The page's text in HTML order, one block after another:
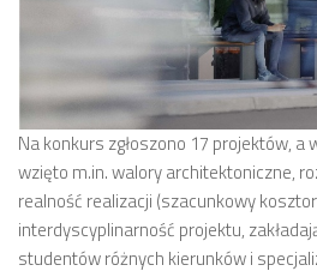
numer 2(7)/2017
numer 1(6)/2017
numer 3(5)/2016
numer 2(4)/2016
numer 1(3)/2016
numer 2/2015
Na konkurs zgłoszono 17 projektów, a
wzięto m.in. walory architektoniczne,
realność realizacji (szacunkowy
interdyscyplinarność projektu,
studentów różnych kierunków i